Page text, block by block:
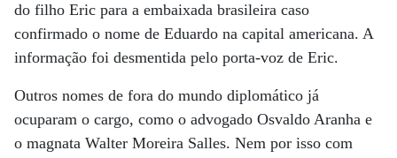
do filho Eric para a embaixada brasileira caso
confirmado o nome de Eduardo na capital americana. A
informação foi desmentida pelo porta-voz de Eric.
Outros nomes de fora do mundo diplomático já
ocuparam o cargo, como o advogado Osvaldo Aranha e
o magnata Walter Moreira Salles. Nem por isso com